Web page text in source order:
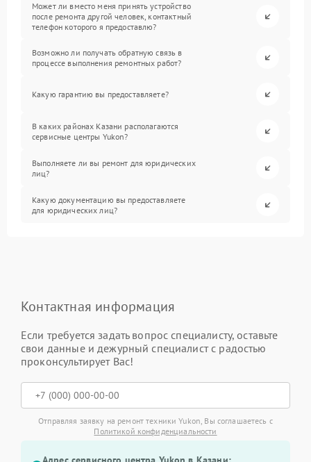
Может ли вместо меня принять устройство
после ремонта другой человек, контактный
телефон которого я предоставлю?
Возможно ли получать обратную связь в
процессе выполнения ремонтных работ?
Какую гарантию вы предоставляете?
В каких районах Казани располагаются
сервисные центры Yukon?
Выполняете ли вы ремонт для юридических
лиц?
Какую документацию вы предоставляете
для юридических лиц?
Контактная информация
Если требуется задать вопрос специалисту, оставьте
свои данные и дежурный специалист с радостью
проконсультирует Вас!
Отправляя заявку на ремонт техники Yukon, Вы соглашаетесь с
Политикой конфиденциальности